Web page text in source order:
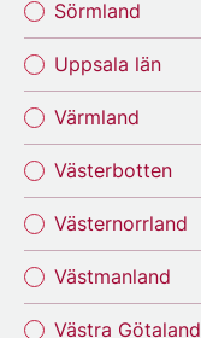
Sörmland
Uppsala län
Värmland
Västerbotten
Västernorrland
Västmanland
Västra Götaland